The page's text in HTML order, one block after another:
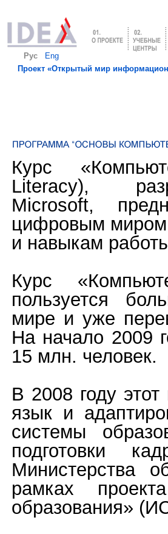
Рус
Eng
Проект «Открытый мир
Курс
Literacy),
Microsoft,
цифровым миром
и навыкам
Курс
пользуется
мире и уже
На начало 2009
15 млн. человек.
В 2008 году
язык и
системы
подготовки
Министерства
рамках
образования»